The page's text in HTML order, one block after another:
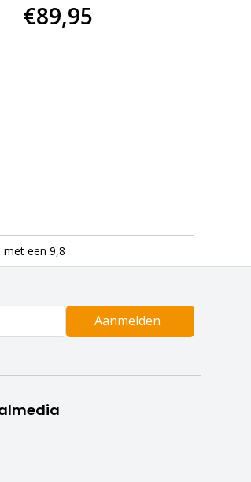
€89,95
met een 9,8
Aanmelden